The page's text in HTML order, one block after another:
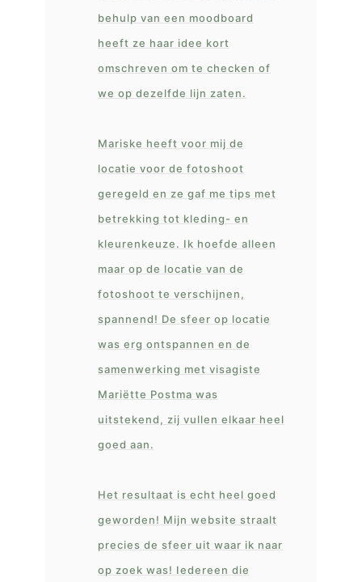
behulp van een moodboard
heeft ze haar idee kort
omschreven om te checken of
we op dezelfde lijn zaten.
Mariske heeft voor mij de
locatie voor de fotoshoot
geregeld en ze gaf me tips met
betrekking tot kleding- en
kleurenkeuze. Ik hoefde alleen
maar op de locatie van de
fotoshoot te verschijnen,
spannend! De sfeer op locatie
was erg ontspannen en de
samenwerking met visagiste
Mariëtte Postma was
uitstekend, zij vullen elkaar heel
goed aan.
Het resultaat is echt heel goed
geworden! Mijn website straalt
precies de sfeer uit waar ik naar
op zoek was! Iedereen die